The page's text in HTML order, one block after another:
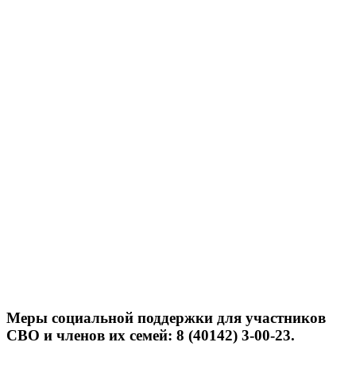
Меры социальной поддержки для участников
СВО и членов их семей: 8 (40142) 3-00-23.